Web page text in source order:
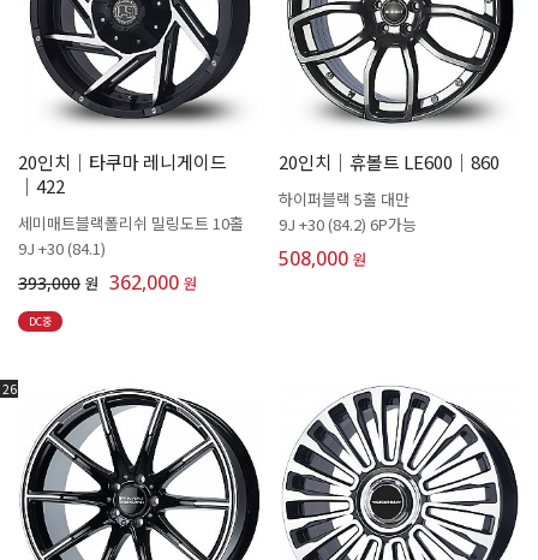
20인치│타쿠마 레니게이드
│422
세미매트블랙폴리쉬 밀링도트 10홀
9J +30 (84.1)
393,000 원 362,000 원
DC중
20인치│휴볼트 LE600│860
하이퍼블랙 5홀 대만
9J +30 (84.2) 6P가능
508,000 원
26